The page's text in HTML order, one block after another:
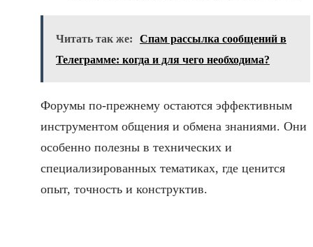
Читать так же:
Спам рассылка сообщений в
Телеграмме: когда и для чего необходима?
Форумы по-прежнему остаются эффективным
инструментом общения и обмена знаниями. Они
особенно полезны в технических и
специализированных тематиках, где ценится
опыт, точность и конструктив.